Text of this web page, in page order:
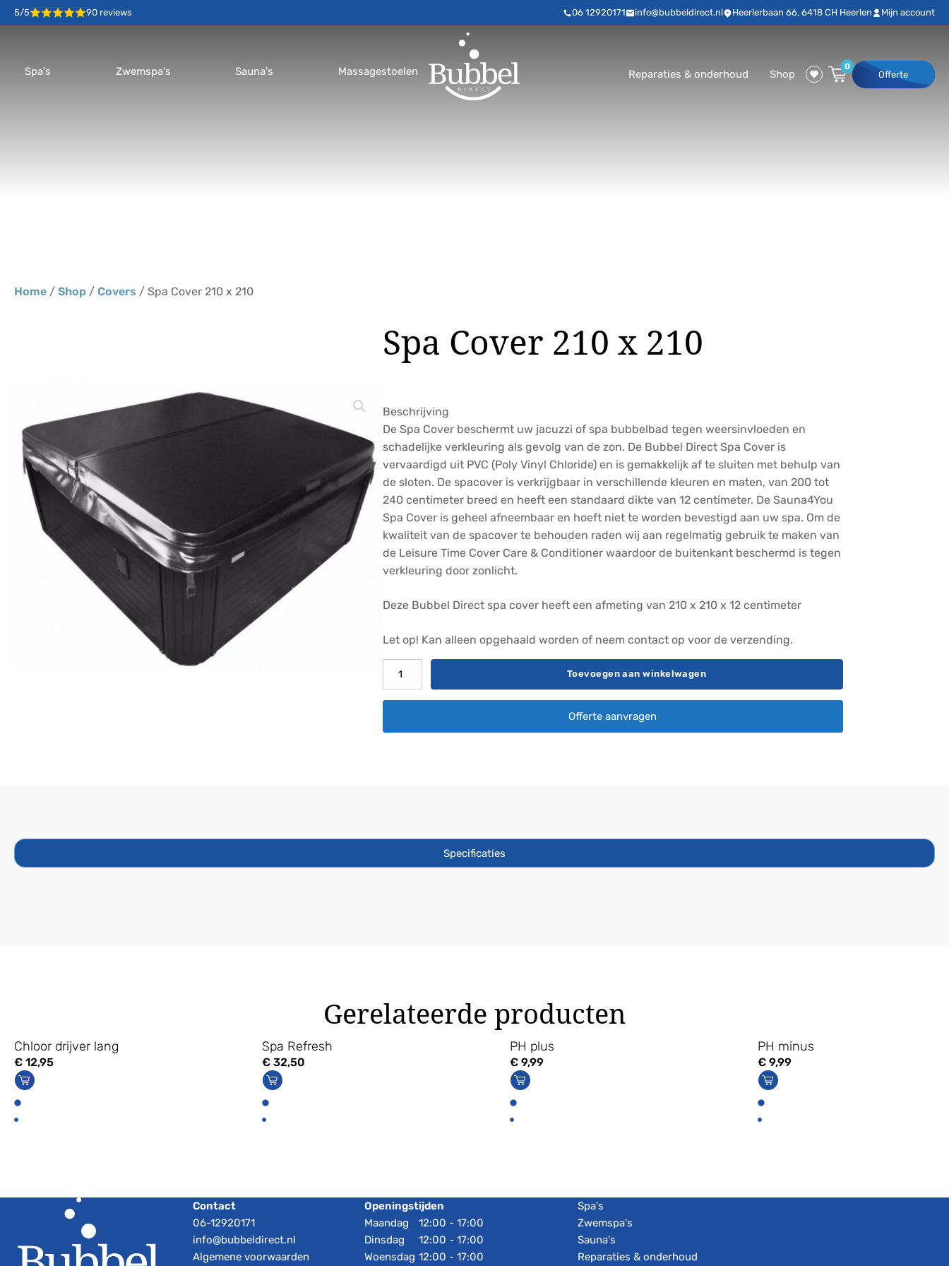
5/5 90 reviews 06 12920171 info@bubbeldirect.nl Heerlerbaan 66, 6418 CH Heerlen Mijn account
Spa's Zwemspa's Sauna's Massagestoelen Reparaties & onderhoud Shop
0
Offerte
Home / Shop / Covers / Spa Cover 210 x 210
Spa Cover 210 x 210
Beschrijving
De Spa Cover beschermt uw jacuzzi of spa bubbelbad tegen weersinvloeden en
schadelijke verkleuring als gevolg van de zon. De Bubbel Direct Spa Cover is
vervaardigd uit PVC (Poly Vinyl Chloride) en is gemakkelijk af te sluiten met behulp van
de sloten. De spacover is verkrijgbaar in verschillende kleuren en maten, van 200 tot
240 centimeter breed en heeft een standaard dikte van 12 centimeter. De Sauna4You
Spa Cover is geheel afneembaar en hoeft niet te worden bevestigd aan uw spa. Om de
kwaliteit van de spacover te behouden raden wij aan regelmatig gebruik te maken van
de Leisure Time Cover Care & Conditioner waardoor de buitenkant beschermd is tegen
verkleuring door zonlicht.
Deze Bubbel Direct spa cover heeft een afmeting van 210 x 210 x 12 centimeter
Let op! Kan alleen opgehaald worden of neem contact op voor de verzending.
Spa
Cover
Toevoegen aan winkelwagen
Offerte aanvragen
Specificaties
Gerelateerde producten
Chloor drijver lang
€ 12,95
Spa Refresh
€ 32,50
PH plus
€ 9,99
PH minus
€ 9,99
Contact
06-12920171
info@bubbeldirect.nl
Algemene voorwaarden
Openingstijden
Maandag
Dinsdag
Woensdag
12:00 - 17:00
12:00 - 17:00
12:00 - 17:00
Spa's
Zwemspa's
Sauna's
Reparaties & onderhoud